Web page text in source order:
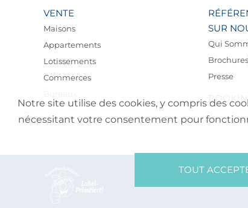
VENTE
Maisons
Appartements
Lotissements
Commerces
SUR
Qui
Presse
Notre site utilise des cookies, y compris des
nécessitant votre consentement pour
TOUT